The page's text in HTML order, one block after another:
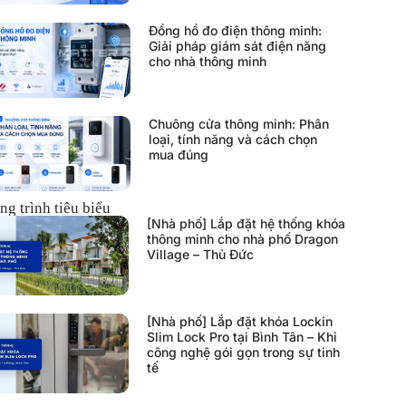
Đồng hồ đo điện thông minh:
Giải pháp giám sát điện năng
cho nhà thông minh
Chuông cửa thông minh: Phân
loại, tính năng và cách chọn
mua đúng
trình tiêu biểu
[Nhà phố] Lắp đặt hệ thống khóa
thông minh cho nhà phố Dragon
Village – Thủ Đức
[Nhà phố] Lắp đặt khóa Lockin
Slim Lock Pro tại Bình Tân – Khi
công nghệ gói gọn trong sự tinh
tế